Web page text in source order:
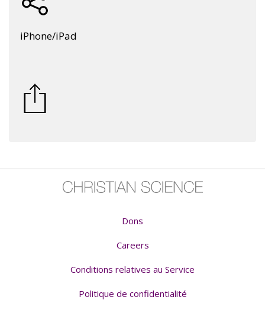
iPhone/iPad
Dons
Careers
Conditions relatives au Service
Politique de confidentialité